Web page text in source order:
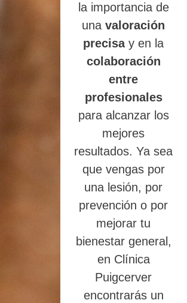
la importancia de
unavaloración
precisay en la
colaboración
entre
profesionales
para alcanzar los
mejores
resultados. Ya sea
que vengas por
una lesión, por
prevención o por
mejorar tu
bienestar general,
en Clínica
Puigcerver
encontrarás un